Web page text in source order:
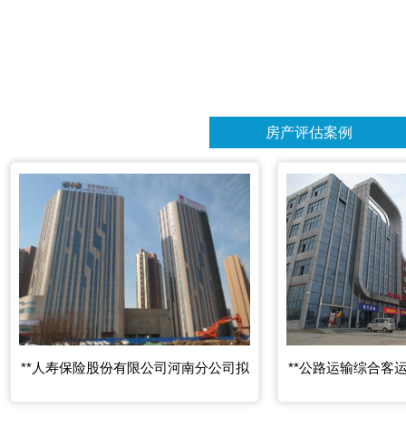
房产评估案例
**人寿保险股份有限公司河南分公司拟 **公路运输综合客